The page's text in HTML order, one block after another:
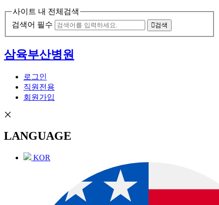
사이트 내 전체검색
검색어 필수
검색
삼육부산병원
로그인
직원전용
회원가입
LANGUAGE
KOR